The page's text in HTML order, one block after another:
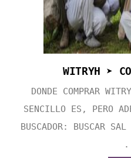
WITRYH ➤
DONDE COMPRAR
SENCILLO ES, PERO
BUSCADOR: BUSCAR SAL